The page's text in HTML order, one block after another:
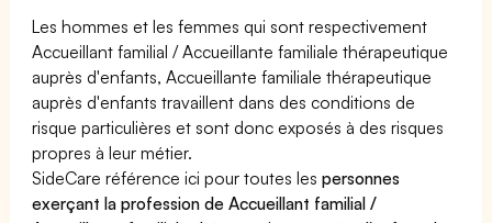
Les hommes et les femmes qui sont respectivement
Accueillant familial / Accueillante familiale thérapeutique
auprès d'enfants, Accueillante familiale thérapeutique
auprès d'enfants travaillent dans des conditions de
risque particulières et sont donc exposés à des risques
propres à leur métier.
SideCare référence ici pour toutes lespersonnes
exerçant la profession de Accueillant familial /